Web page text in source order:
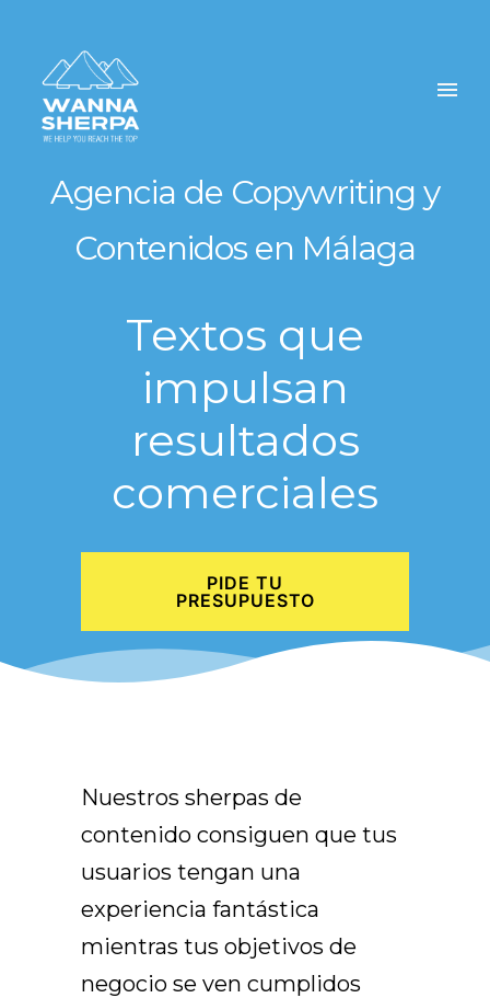
Agencia de Copywriting y
Contenidos en Málaga
Textos que
impulsan
resultados
comerciales
PIDE TU
PRESUPUESTO
Nuestros sherpas de
contenido consiguen que tus
usuarios tengan una
experiencia fantástica
mientras tus objetivos de
negocio se ven cumplidos